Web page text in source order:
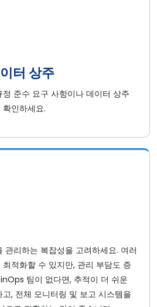
터 상주
준수 요구 사항이나 데이터 상주
인하세요.
관리하는 복잡성을 고려하세요. 여러
적화할 수 있지만, 관리 부담도 증
팀이 없다면, 추적이 더 쉬운
, 전체 모니터링 및 보고 시스템을